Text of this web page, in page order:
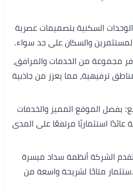
السكنية بتصميمات عصرية
والسكان على حد سواء.
مجموعة من الخدمات والمرافق،
ترفيهية، مما يعزز من جاذبية
بفضل الموقع المميز والخدمات
عائدًا استثماريًا مرتفعًا على المدى
الشركة أنظمة سداد ميسرة
متاحًا لشريحة واسعة من